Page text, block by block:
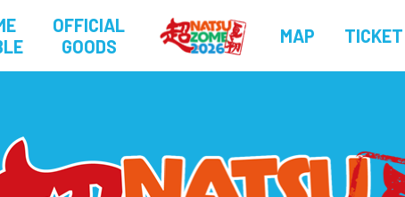
OFFICIAL
GOODS
MAP TICKET